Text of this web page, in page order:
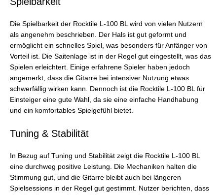
Die Spielbarkeit der Rocktile L-100 BL wird von vielen Nutzern
als angenehm beschrieben. Der Hals ist gut geformt und
ermöglicht ein schnelles Spiel, was besonders für Anfänger von
Vorteil ist. Die Saitenlage ist in der Regel gut eingestellt, was das
Spielen erleichtert. Einige erfahrene Spieler haben jedoch
angemerkt, dass die Gitarre bei intensiver Nutzung etwas
schwerfällig wirken kann. Dennoch ist die Rocktile L-100 BL für
Einsteiger eine gute Wahl, da sie eine einfache Handhabung
und ein komfortables Spielgefühl bietet.
Tuning & Stabilität
In Bezug auf Tuning und Stabilität zeigt die Rocktile L-100 BL
eine durchweg positive Leistung. Die Mechaniken halten die
Stimmung gut, und die Gitarre bleibt auch bei längeren
Spielsessions in der Regel gut gestimmt. Nutzer berichten, dass